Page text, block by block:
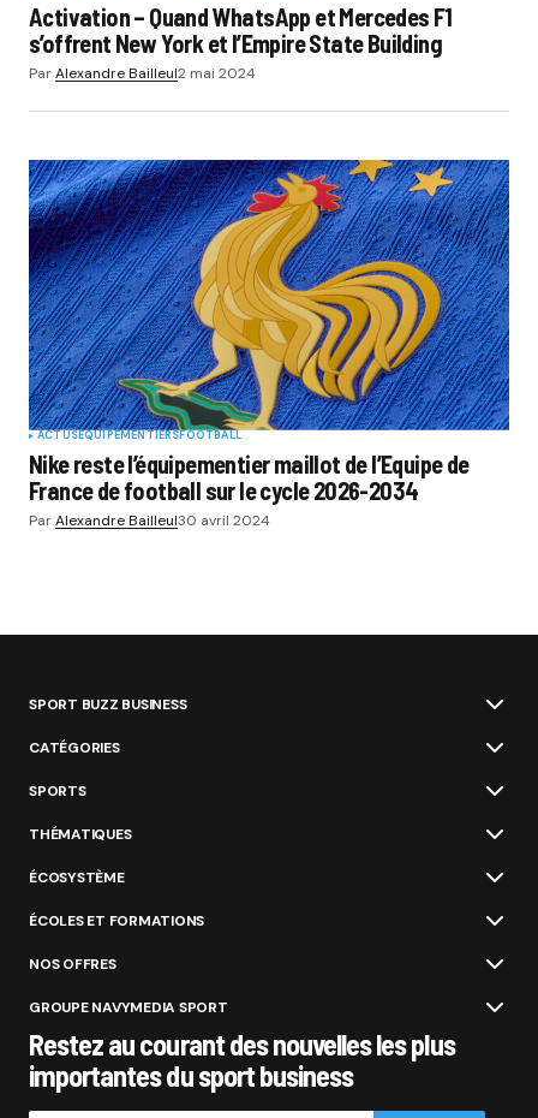
Activation – Quand WhatsApp et Mercedes F1
s’offrent New York et l’Empire State Building
ParAlexandre Bailleul2 mai 2024
ACTUSEQUIPEMENTIERSFOOTBALL
Nike reste l’équipementier maillot de l’Equipe de
France de football sur le cycle 2026-2034
ParAlexandre Bailleul30 avril 2024
SPORT BUZZ BUSINESS
CATÉGORIES
SPORTS
THÉMATIQUES
ÉCOSYSTÈME
ÉCOLES ET FORMATIONS
NOS OFFRES
GROUPE NAVYMEDIA SPORT
Restez au courant des nouvelles les plus
importantes du sport business